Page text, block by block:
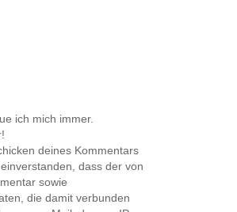
ich mich immer.
deines Kommentars
dass der von
sowie
die damit verbunden